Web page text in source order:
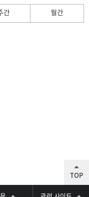
간 월간
TOP